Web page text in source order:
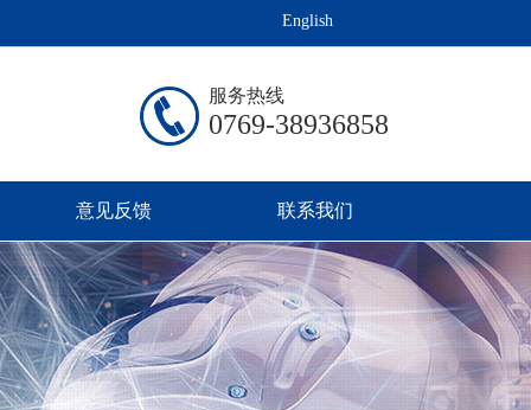
意见反馈 联系我们
服务热线
0769-38936858
English